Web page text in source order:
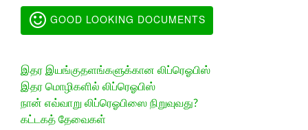
GOOD LOOKING DOCUMENTS
இதர இயங்குதளங்களுக்கான லிப்ரெஓபிஸ்
இதர மொழிகளில் லிப்ரெஓபிஸ்
நான் எவ்வாறு லிப்ரெஓபிஸை நிறுவுவது?
கட்டகத் தேவைகள்